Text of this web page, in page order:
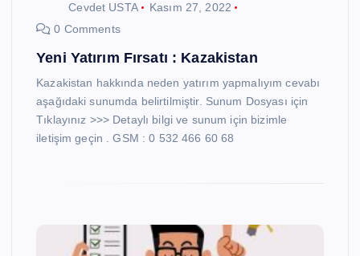
Cevdet USTA
Kasım 27, 2022
0 Comments
Yeni Yatırım Fırsatı : Kazakistan
Kazakistan hakkında neden yatırım yapmalıyım cevabı
aşağıdaki sunumda belirtilmiştir. Sunum Dosyası için
Tıklayınız >>> Detaylı bilgi ve sunum için bizimle
iletişim geçin . GSM : 0 532 466 60 68